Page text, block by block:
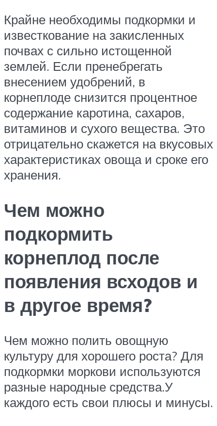
Крайне необходимы подкормки и
известкование на закисленных
почвах с сильно истощенной
землей. Если пренебрегать
внесением удобрений, в
корнеплоде снизится процентное
содержание каротина, сахаров,
витаминов и сухого вещества. Это
отрицательно скажется на вкусовых
характеристиках овоща и сроке его
хранения.
Чем можно
подкормить
корнеплод после
появления всходов и
в другое время?
Чем можно полить овощную
культуру для хорошего роста? Для
подкормки моркови используются
разные народные средства.У
каждого есть свои плюсы и минусы.